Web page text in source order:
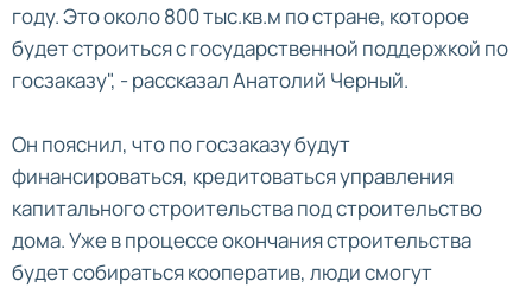
году. Это около 800 тыс.кв.м по стране, которое
будет строиться с государственной поддержкой по
госзаказу", - рассказал Анатолий Черный.
Он пояснил, что по госзаказу будут
финансироваться, кредитоваться управления
капитального строительства под строительство
дома. Уже в процессе окончания строительства
будет собираться кооператив, люди смогут